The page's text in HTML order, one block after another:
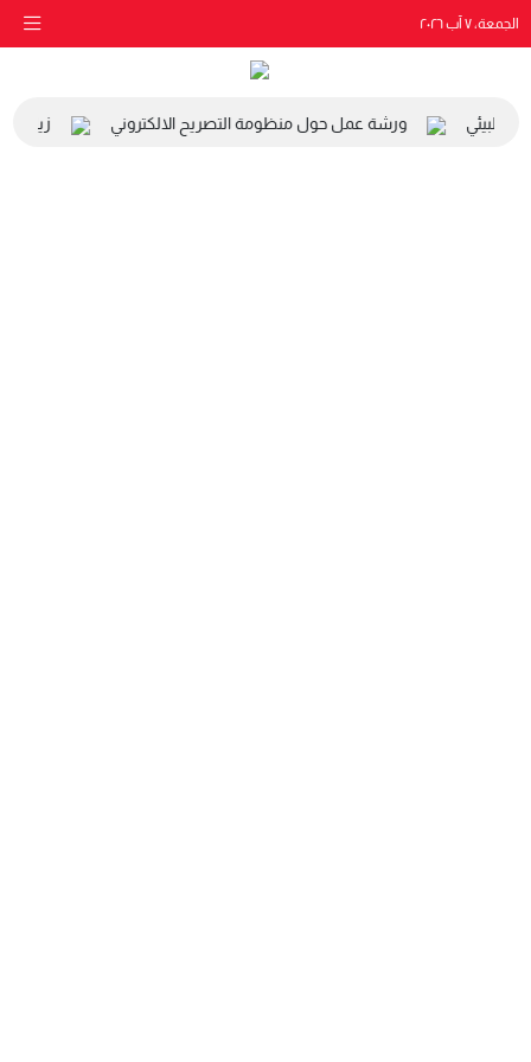
الجمعة، ٧ آب ٢٠٢٦
والبيئي ورشة عمل حول منظومة التصريح الالكتروني زيارة